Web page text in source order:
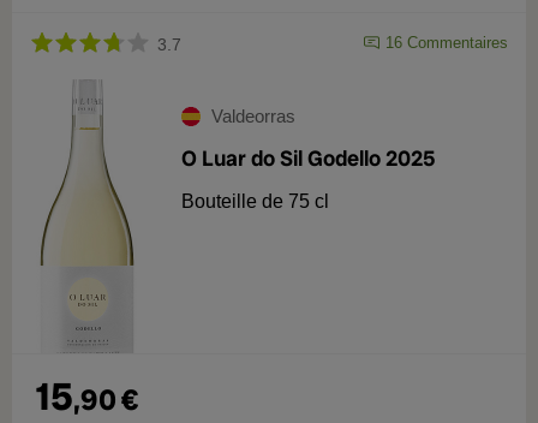
3.7 16 Commentaires
Valdeorras
O Luar do Sil Godello 2025
Bouteille de 75 cl
15,90€